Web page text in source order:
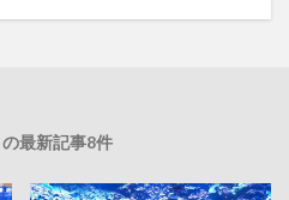
の最新記事8件